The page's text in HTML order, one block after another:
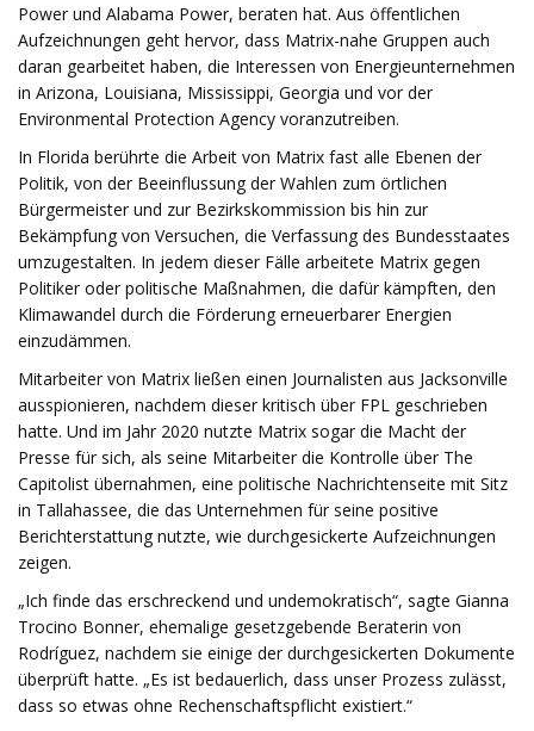
Power und Alabama Power, beraten hat. Aus öffentlichen
Aufzeichnungen geht hervor, dass Matrix-nahe Gruppen auch
daran gearbeitet haben, die Interessen von Energieunternehmen
in Arizona, Louisiana, Mississippi, Georgia und vor der
Environmental Protection Agency voranzutreiben.
In Florida berührte die Arbeit von Matrix fast alle Ebenen der
Politik, von der Beeinflussung der Wahlen zum örtlichen
Bürgermeister und zur Bezirkskommission bis hin zur
Bekämpfung von Versuchen, die Verfassung des Bundesstaates
umzugestalten. In jedem dieser Fälle arbeitete Matrix gegen
Politiker oder politische Maßnahmen, die dafür kämpften, den
Klimawandel durch die Förderung erneuerbarer Energien
einzudämmen.
Mitarbeiter von Matrix ließen einen Journalisten aus Jacksonville
ausspionieren, nachdem dieser kritisch über FPL geschrieben
hatte. Und im Jahr 2020 nutzte Matrix sogar die Macht der
Presse für sich, als seine Mitarbeiter die Kontrolle über The
Capitolist übernahmen, eine politische Nachrichtenseite mit Sitz
in Tallahassee, die das Unternehmen für seine positive
Berichterstattung nutzte, wie durchgesickerte Aufzeichnungen
zeigen.
„Ich finde das erschreckend und undemokratisch“, sagte Gianna
Trocino Bonner, ehemalige gesetzgebende Beraterin von
Rodríguez, nachdem sie einige der durchgesickerten Dokumente
überprüft hatte. „Es ist bedauerlich, dass unser Prozess zulässt,
dass so etwas ohne Rechenschaftspflicht existiert.“